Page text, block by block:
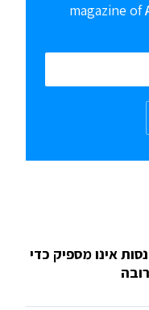
magazine of
אינו מספיק כדי